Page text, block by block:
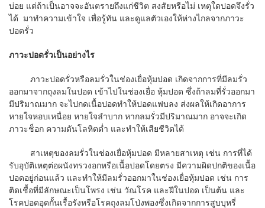
บ่อย แต่ถ้าเป็นอาจจะอันตรายถึงแก่ชีวิต สงสัยหรือไม่ เหตุใดปอดจึงรั่ว
ได้ มาทำความเข้าใจ เพื่อรู้ทัน และดูแลตัวเองให้ห่างไกลจากภาวะ
ปอดรั่ว
ภาวะปอดรั่วเป็นอย่างไร
ภาวะปอดรั่วหรือลมรั่วในช่องเยื่อหุ้มปอด เกิดจากการที่มีลมรั่ว
ออกมาจากถุงลมในปอด เข้าไปในช่องเยื่อ หุ้มปอด ซึ่งถ้าลมที่รั่วออกมา
มีปริมาณมาก จะไปกดเนื้อปอดทำให้ปอดแฟบลง ส่งผลให้เกิดอาการ
หายใจหอบเหนื่อย หายใจลำบาก หากลมรั่วมีปริมาณมาก อาจจะเกิด
ภาวะช็อก ความดันโลหิตต่ำ และทำให้เสียชีวิตได้
สาเหตุของลมรั่วในช่องเยื่อหุ้มปอด มีหลายสาเหตุ เช่น การที่ได้
รับอุบัติเหตุต่อผนังทรวงอกหรือเนื้อปอดโดยตรง มีความผิดปกติของเนื้อ
ปอดอยู่ก่อนแล้ว และทำให้มีลมรั่วออกมาในช่องเยื่อหุ้มปอด เช่น การ
ติดเชื้อที่มีลักษณะเป็นโพรง เช่น วัณโรค และฝีในปอด เป็นต้น และ
โรคปอดอุดกั้นเรื้อรังหรือโรคถุงลมโป่งพองซึ่งเกิดจากการสูบบุหรี่